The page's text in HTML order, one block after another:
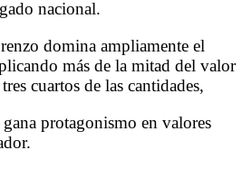
nacional.
domina ampliamente el
más de la mitad del valor
cuartos de las cantidades,
protagonismo en valores